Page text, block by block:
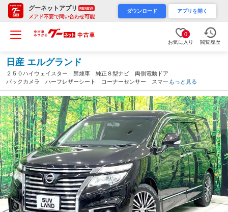
グーネットアプリ RENEW
メアド不要で問い合わせ可能
ダウンロード アプリを開く
0
お気に入り 閲覧履歴
日産 エルグランド
２５０ハイウェイスター 禁煙車 純正８型ナビ 両側電動ドア
バックカメラ ハーフレザーシート コーナーセンサー スマート
キー ＬＥＤヘッド ＥＴＣ クルコン 純正１８インチアルミ
オートライト デュアルエアコン（千葉県）
もっと見る